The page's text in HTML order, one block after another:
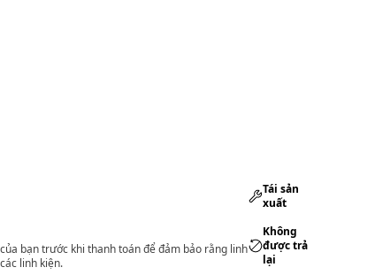
bạn trước khi thanh toán để đảm bảo rằng linh
linh kiện.
Tái sản
xuất
Không
được trả
lại